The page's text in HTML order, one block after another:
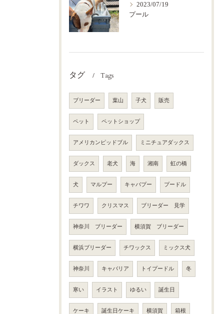
2023/07/19
プール
タグ Tags
ブリーダー 葉山 子犬 販売
ペット ペットショップ
アメリカンピッドブル ミニチュアダックス
ダックス 老犬 海 湘南 虹の橋
犬 マルプー キャバプー プードル
チワワ クリスマス ブリーダー 見学
神奈川 ブリーダー 横須賀 ブリーダー
横浜ブリーダー チワックス ミックス犬
神奈川 キャバリア トイプードル 冬
寒い イラスト ゆるい 誕生日
ケーキ 誕生日ケーキ 横須賀 箱根